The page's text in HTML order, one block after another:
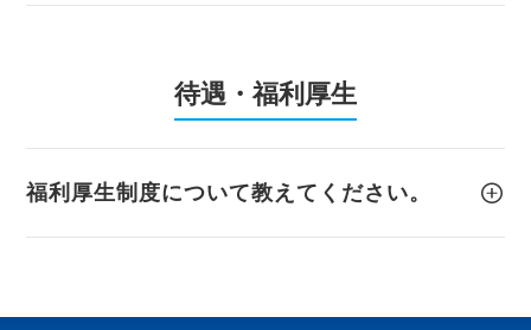
待遇・福利厚生
福利厚生制度について教えてください。